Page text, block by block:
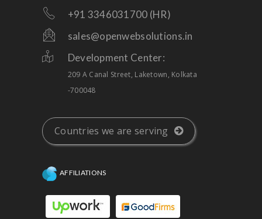
+91 3346031700 (HR)
sales@openwebsolutions.in
Development Center:
209 A Canal Street, Laketown, Kolkata
-700048
Countries we are serving
AFFILIATIONS